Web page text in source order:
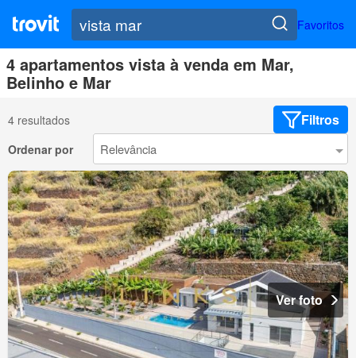
Favoritos
4 apartamentos vista à venda em Mar,
Belinho e Mar
4 resultados Filtros
Ordenar por
Ver foto